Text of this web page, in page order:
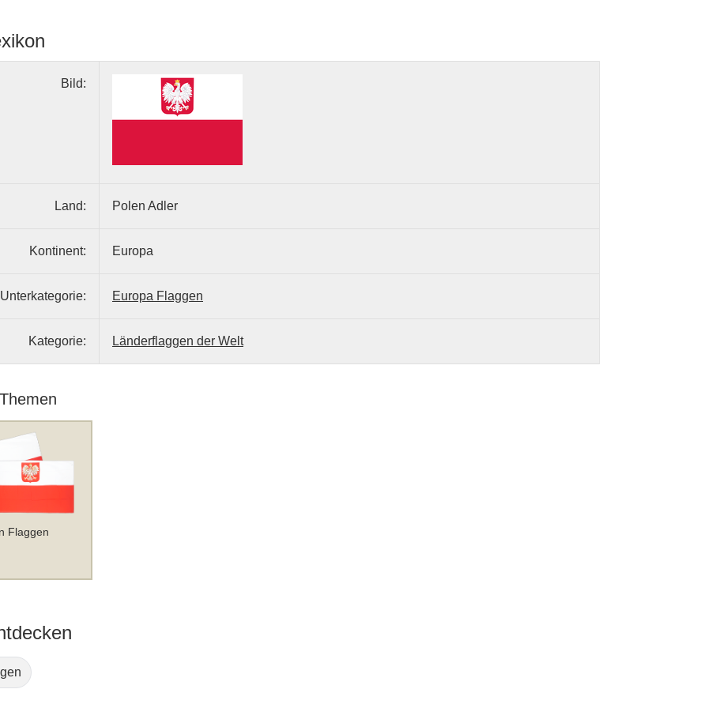
Bild:
Land: Polen Adler
Kontinent: Europa
Unterkategorie: Europa Flaggen
Kategorie: Länderflaggen der Welt
Flaggen